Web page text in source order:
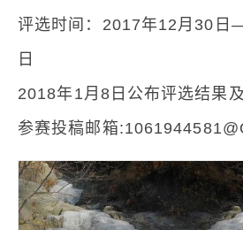
评选时间：2017年12月30
日
2018年1月8日公布评选结果
参赛投稿邮箱